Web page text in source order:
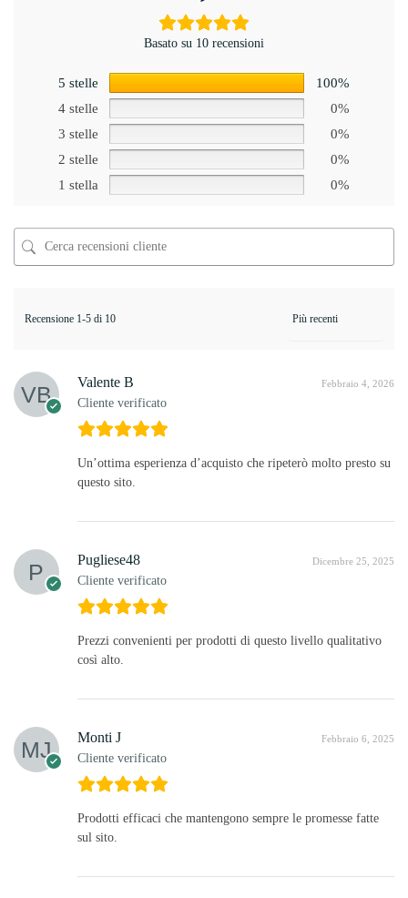
Basato su 10 recensioni
5 stelle
100%
4 stelle
0%
3 stelle
0%
2 stelle
0%
1 stella
0%
Recensione 1-5 di 10
Valente B
Cliente verificato
Febbraio 4, 2026
Un’ottima esperienza d’acquisto che ripeterò molto presto su
questo sito.
Pugliese48
Cliente verificato
Dicembre 25, 2025
Prezzi convenienti per prodotti di questo livello qualitativo
così alto.
Monti J
Cliente verificato
Febbraio 6, 2025
Prodotti efficaci che mantengono sempre le promesse fatte
sul sito.